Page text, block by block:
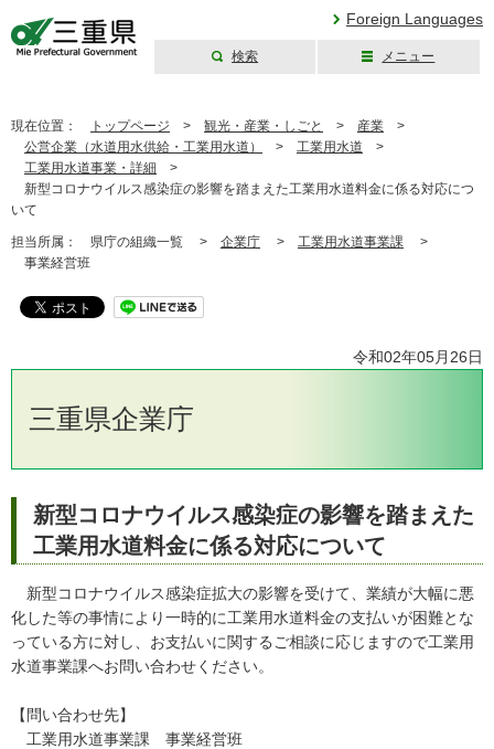
Foreign Languages
検索 メニュー
現在位置： トップページ > 観光・産業・しごと > 産業 >
公営企業（水道用水供給・工業用水道）
> 工業用水道 >
工業用水道事業・詳細 >
新型コロナウイルス感染症の影響を踏まえた工業用水道料金に係る対応につ
いて
担当所属： 県庁の組織一覧 > 企業庁 > 工業用水道事業課 >
事業経営班
令和02年05月26日
三重県企業庁
新型コロナウイルス感染症の影響を踏まえた
工業用水道料金に係る対応について
新型コロナウイルス感染症拡大の影響を受けて、業績が大幅に悪
化した等の事情により一時的に工業用水道料金の支払いが困難とな
っている方に対し、お支払いに関するご相談に応じますので工業用
水道事業課へお問い合わせください。
【問い合わせ先】
工業用水道事業課 事業経営班